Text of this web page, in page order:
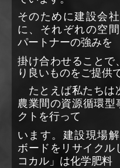
そのために建設会
に、それぞれの空
パートナーの強みを
掛け合わせることで
り良いものをご提供
たとえば私たちは
農業間の資源循環
クトを行って
います。建設現場
ボードをリサイクル
コカル」は化学肥料